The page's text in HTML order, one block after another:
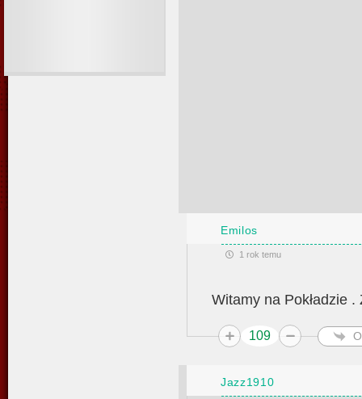
Emilos
1 rok temu
Witamy na Pokładzie
109
Jazz1910